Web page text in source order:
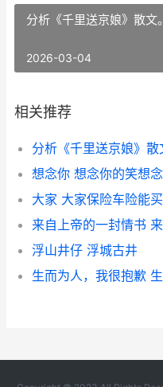
分析《千里送京娘》散文
2026-03-04
相关推荐
想念你 想念你的笑想
大家 大家保险车险能
来自上帝的一封情书
浮山井仔 浮城古井